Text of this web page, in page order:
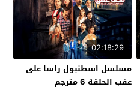
02:18:29
مسلسل اسطنبول راسا على
عقب الحلقة 6 مترجم